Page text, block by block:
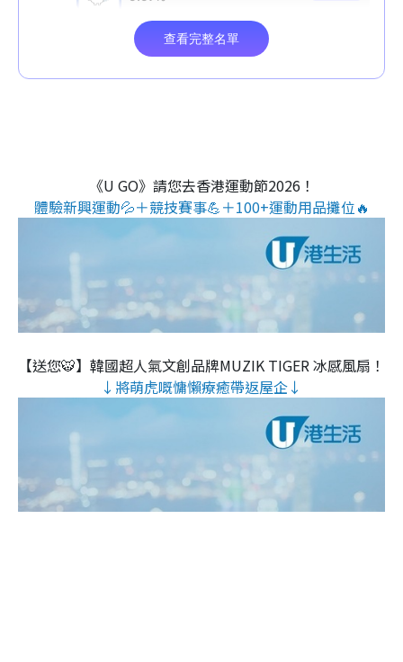
《U GO》請您去香港運動節2026！
體驗新興運動💦＋競技賽事💪＋100+運動用品攤位🔥
【送您🐯】韓國超人氣文創品牌MUZIK TIGER 冰感風扇！
↓將萌虎嘅慵懶療癒帶返屋企↓